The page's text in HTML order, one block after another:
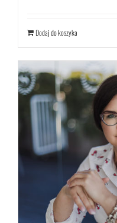
Dodaj do koszyka